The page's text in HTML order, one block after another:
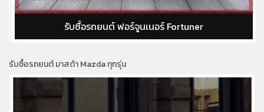
รับซื้อรถยนต์ ฟอร์จูนเนอร์ Fortuner
รับซื้อรถยนต์ มาสด้า Mazda ทุกรุ่น